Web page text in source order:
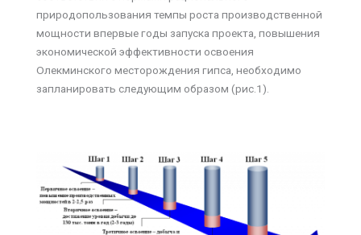
природопользования темпы роста производственной
мощности впервые годы запуска проекта, повышения
экономической эффективности освоения
Олекминского месторождения гипса, необходимо
запланировать следующим образом (рис.1).